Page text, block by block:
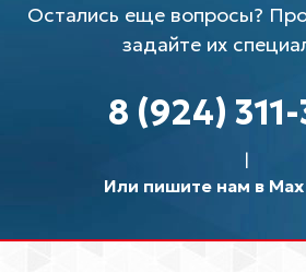
Остались еще вопросы?
задайте их
8 (924)
Или пишите нам в Max